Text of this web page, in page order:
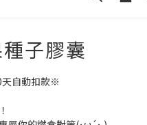
1
0
子膠囊
自動扣款※